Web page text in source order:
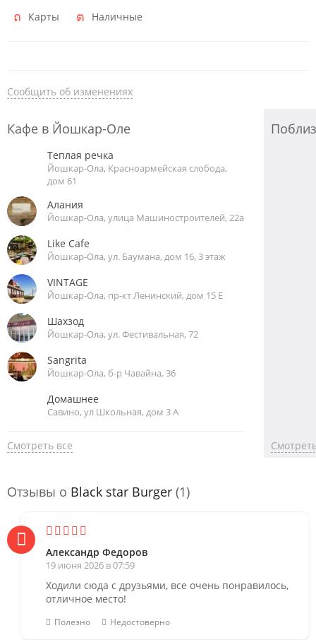
Карты Наличные
Сообщить об изменениях
Кафе в Йошкар-Оле
Теплая речка
Йошкар-Ола, Красноармейская слобода,
дом 61
Алания
Йошкар-Ола, улица Машиностроителей, 22а
Like Cafe
Йошкар-Ола, ул. Баумана, дом 16, 3 этаж
VINTAGE
Йошкар-Ола, пр-кт Ленинский, дом 15 Е
Шахзод
Йошкар-Ола, ул. Фестивальная, 72
Sangrita
Йошкар-Ола, б-р Чавайна, 36
Домашнее
Савино, ул Школьная, дом 3 А
Смотреть все
Отзывы о Black star Burger (1)
Александр Федоров
19 июня 2026 в 07:59
Ходили сюда с друзьями, все очень понравилось,
отличное место!
Полезно Недостоверно